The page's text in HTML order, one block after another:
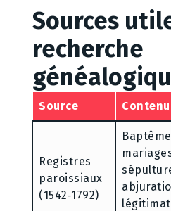
Sources
recherche
Source Contenu
Registres
paroissiaux
(1542‑1792)